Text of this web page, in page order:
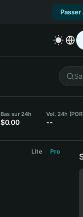
Passer
Bas sur 24h
$0.00
Vol. 24h
--
Lite Pro